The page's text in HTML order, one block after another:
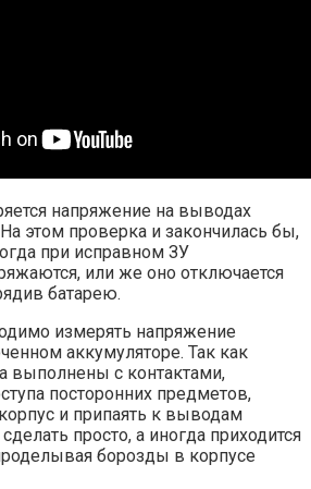
напряжение на выводах
этом проверка и закончилась бы,
при исправном ЗУ
или же оно отключается
батарею.
измерять напряжение
аккумуляторе. Так как
выполнены с контактами,
посторонних предметов,
и припаять к выводам
просто, а иногда приходится
борозды в корпусе